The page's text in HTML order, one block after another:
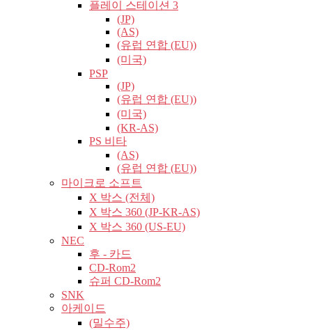
플레이 스테이션 3
(JP)
(AS)
(유럽​​ 연합 (EU))
(미국)
PSP
(JP)
(유럽​​ 연합 (EU))
(미국)
(KR-AS)
PS 비타
(AS)
(유럽​​ 연합 (EU))
마이크로 소프트
X 박스 (전체)
X 박스 360 (JP-KR-AS)
X 박스 360 (US-EU)
NEC
후 - 카드
CD-Rom2
슈퍼 CD-Rom2
SNK
아케이드
(밀수주)